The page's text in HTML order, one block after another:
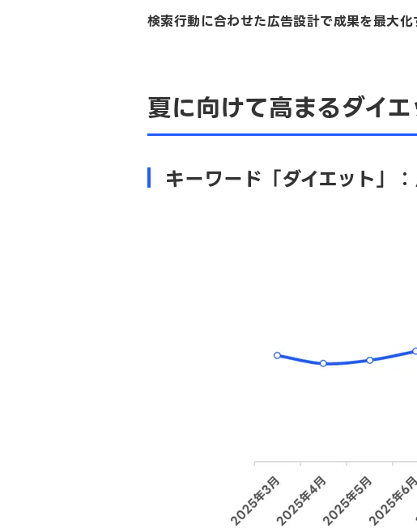
検索行動に合わせた広告設計で成果を最大化
夏に向けて高まるダイ
キーワード「ダイエット」